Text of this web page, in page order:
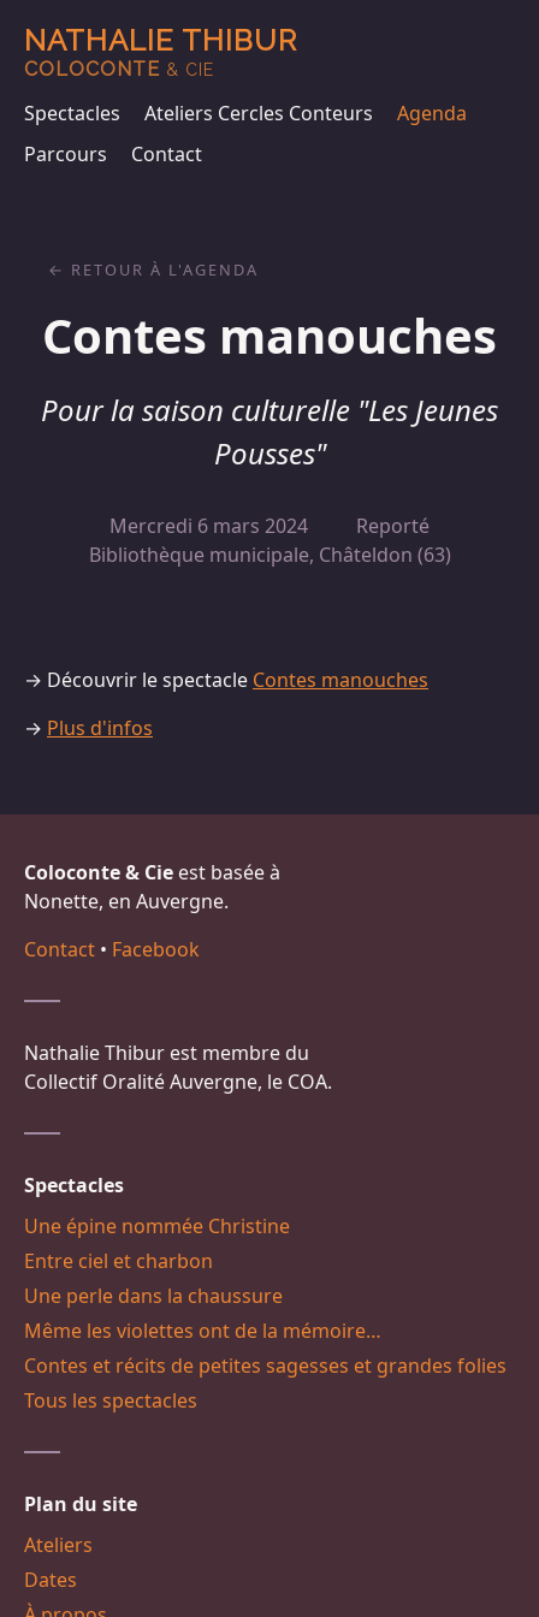
NATHALIE THIBUR
COLOCONTE & CIE
Spectacles Ateliers Cercles Conteurs
Agenda
Parcours
Contact
Contes manouches
Pour la saison culturelle "Les Jeunes
Pousses"
Mercredi 6 mars 2024
Reporté
Bibliothèque municipale, Châteldon (63)
RETOUR À L'AGENDA
→ Découvrir le spectacle Contes manouches
→ Plus d'infos
Coloconte & Cie est basée à
Nonette, en Auvergne.
Contact • Facebook
Nathalie Thibur est membre du
Collectif Oralité Auvergne, le COA.
Spectacles
Une épine nommée Christine
Entre ciel et charbon
Une perle dans la chaussure
Même les violettes ont de la mémoire…
Contes et récits de petites sagesses et grandes folies
Tous les spectacles
Plan du site
Ateliers
Dates